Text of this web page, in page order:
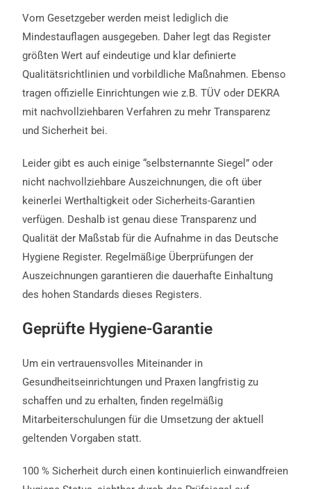
Vom Gesetzgeber werden meist lediglich die
Mindestauflagen ausgegeben. Daher legt das Register
größten Wert auf eindeutige und klar definierte
Qualitätsrichtlinien und vorbildliche Maßnahmen. Ebenso
tragen offizielle Einrichtungen wie z.B. TÜV oder DEKRA
mit nachvollziehbaren Verfahren zu mehr Transparenz
und Sicherheit bei.
Leider gibt es auch einige “selbsternannte Siegel” oder
nicht nachvollziehbare Auszeichnungen, die oft über
keinerlei Werthaltigkeit oder Sicherheits-Garantien
verfügen. Deshalb ist genau diese Transparenz und
Qualität der Maßstab für die Aufnahme in das Deutsche
Hygiene Register. Regelmäßige Überprüfungen der
Auszeichnungen garantieren die dauerhafte Einhaltung
des hohen Standards dieses Registers.
Geprüfte Hygiene-Garantie
Um ein vertrauensvolles Miteinander in
Gesundheitseinrichtungen und Praxen langfristig zu
schaffen und zu erhalten, finden regelmäßig
Mitarbeiterschulungen für die Umsetzung der aktuell
geltenden Vorgaben statt.
100 % Sicherheit durch einen kontinuierlich einwandfreien